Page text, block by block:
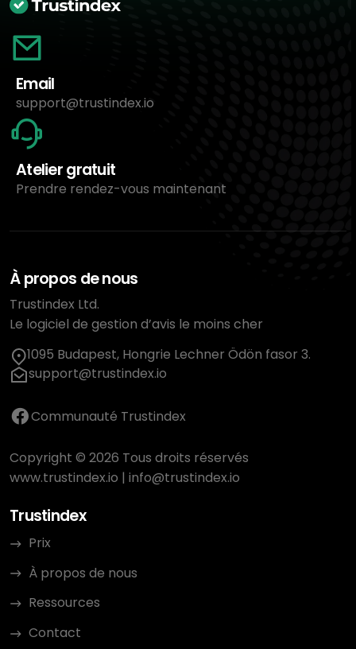
Email
support@trustindex.io
Atelier gratuit
Prendre rendez-vous maintenant
À propos de nous
Trustindex Ltd.
Le logiciel de gestion d’avis le moins cher
1095 Budapest, Hongrie Lechner Ödön fasor 3.
support@trustindex.io
Communauté Trustindex
Copyright © 2026 Tous droits réservés
www.trustindex.io | info@trustindex.io
Trustindex
Prix
À propos de nous
Ressources
Contact